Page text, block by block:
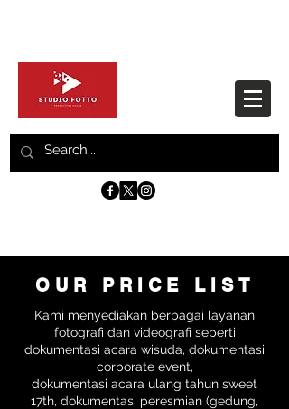
OUR PRICE LIST
Kami menyediakan berbagai layanan
fotografi dan videografi seperti
dokumentasi acara wisuda, dokumentasi
corporate event,
dokumentasi acara ulang tahun sweet
17th, dokumentasi peresmian (gedung,